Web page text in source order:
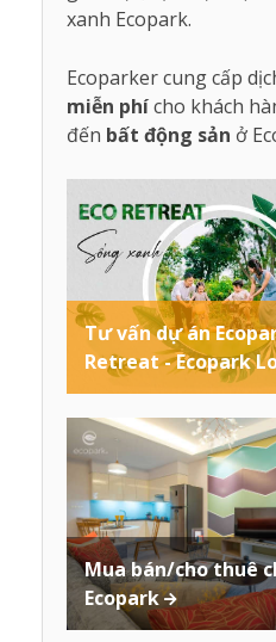
xanh Ecopark.
Ecoparker cung cấp
miễn phícho khách
đến bất động sản ở
Tư vấn dự án
Retreat - Ecopark
Mua bán/cho thuê
Ecopark